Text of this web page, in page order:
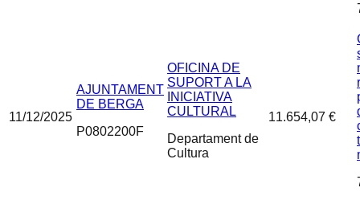
11/12/2025
AJUNTAMENT
DE BERGA
P0802200F
OFICINA DE
SUPORT A LA
INICIATIVA
CULTURAL
Departament de
Cultura
11.654,07 €